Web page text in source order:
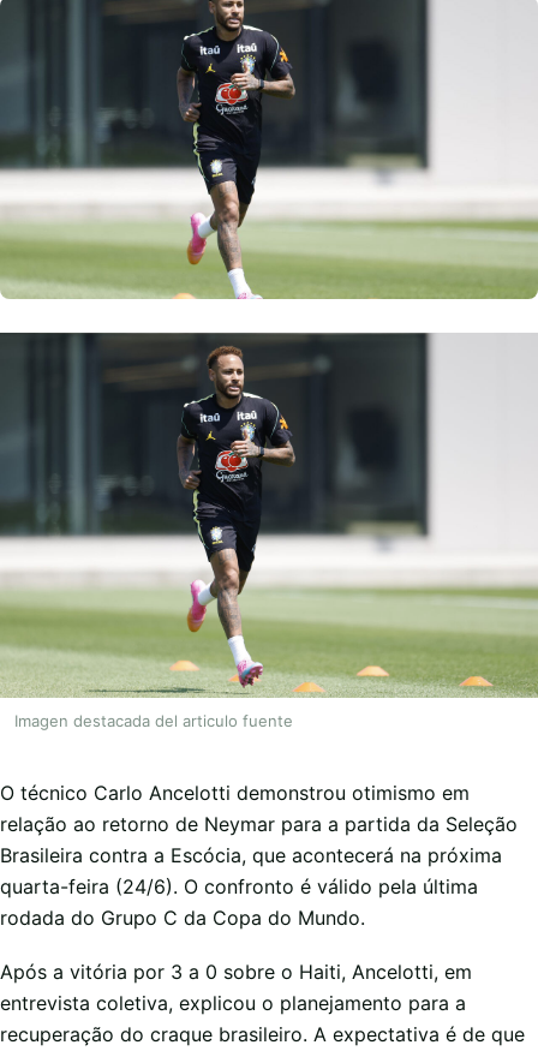
Imagen destacada del articulo fuente
O técnico Carlo Ancelotti demonstrou otimismo em
relação ao retorno de Neymar para a partida da Seleção
Brasileira contra a Escócia, que acontecerá na próxima
quarta-feira (24/6). O confronto é válido pela última
rodada do Grupo C da Copa do Mundo.
Após a vitória por 3 a 0 sobre o Haiti, Ancelotti, em
entrevista coletiva, explicou o planejamento para a
recuperação do craque brasileiro. A expectativa é de que